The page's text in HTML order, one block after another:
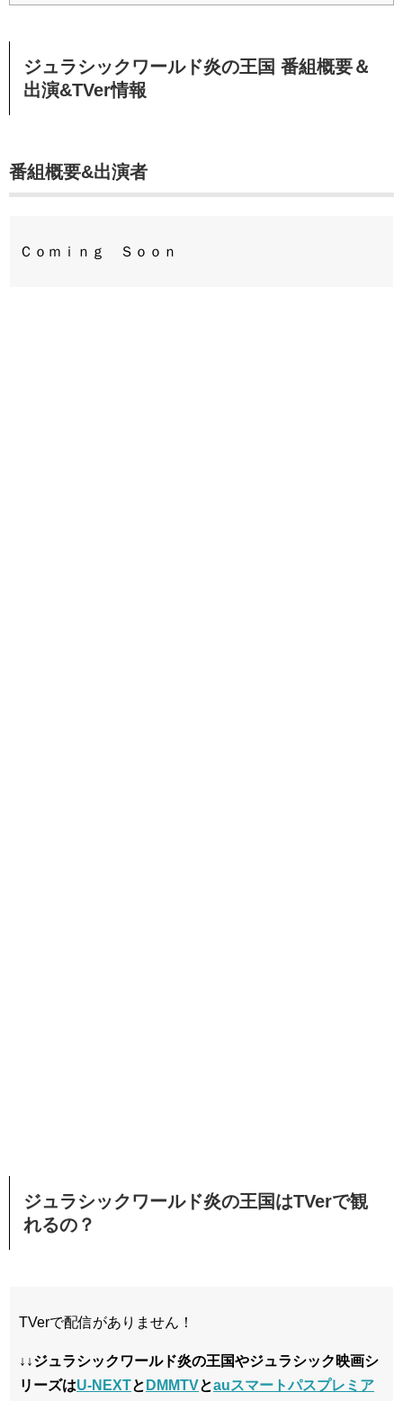
ジュラシックワールド炎の王国 番組概要＆
出演&TVer情報
番組概要&出演者
Ｃｏｍｉｎｇ Ｓｏｏｎ
ジュラシックワールド炎の王国はTVerで観
れるの？
TVerで配信がありません！
↓↓ジュラシックワールド炎の王国やジュラシック映画シ
リーズはU-NEXTと DMMTVとauスマートパスプレミア